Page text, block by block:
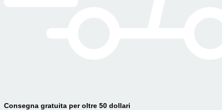
Consegna gratuita per oltre 50 dollari